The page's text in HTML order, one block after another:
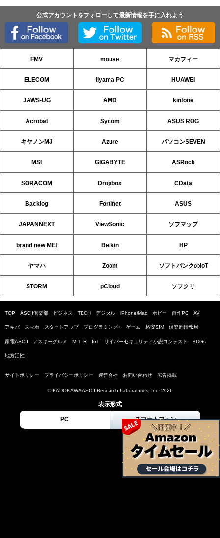
公式アカウントをフォローして最新情報を手に入れよう
FMV mouse マカフィー
ELECOM iiyama PC HUAWEI
JAWS-UG AMD kintone
Acrobat Sycom ASUS ROG
キヤノンMJ Azure パソコンSEVEN
MSI GIGABYTE ASRock
SORACOM Dropbox CData
Backlog Fortinet ASUS
JAPANNEXT ViewSonic ソフマップ
brand new ME! Belkin HP
ヤマハ Zoom ソフトバンクのIoT
STORM pCloud ソフクリ
TOP ASCII倶楽部 ビジネス TECH デジタル iPhone/Mac ホビー 自作PC AV
アキバ スマホ スタートアップ プログラミング+ ゲーム 格安SIM 倶楽部情報局
家電ASCII アスキーグルメ MITTR IoT サイバーセキュリティ小説コンテスト SDGs
地方活性
サイトポリシー プライバシーポリシー 運営会社 お問い合わせ 広告掲載
© KADOKAWA ASCII Research Laboratories, Inc. 2026
表示形式
PC スマートフォン